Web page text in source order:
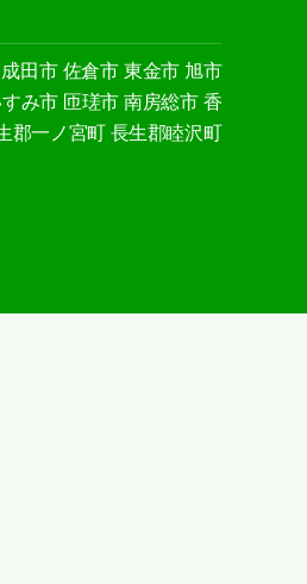
成田市 佐倉市 東金市 旭市
み市 匝瑳市 南房総市 香
郡一ノ宮町 長生郡睦沢町